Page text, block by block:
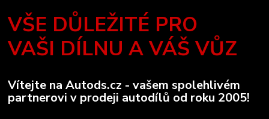
VŠE DŮLEŽITÉ PRO
VAŠI DÍLNU A VÁŠ VŮZ
Vítejte na Autods.cz - vašem spolehlivém
partnerovi v prodeji autodílů od roku 2005!